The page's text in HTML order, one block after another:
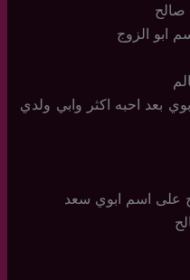
صالح
ابو الزوج
بعد احبه اكثر وابي ولدي
على اسم ابوي سعد